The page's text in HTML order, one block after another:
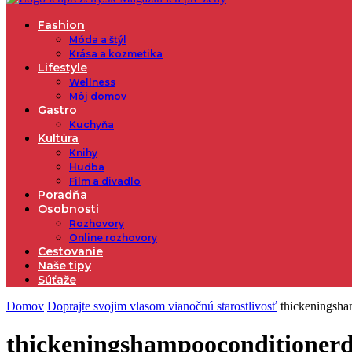
Fashion
Móda a štýl
Krása a kozmetika
Lifestyle
Wellness
Môj domov
Gastro
Kuchyňa
Kultúra
Knihy
Hudba
Film a divadlo
Poradňa
Osobnosti
Rozhovory
Online rozhovory
Cestovanie
Naše tipy
Súťaže
Domov Doprajte svojim vlasom vianočnú starostlivosť